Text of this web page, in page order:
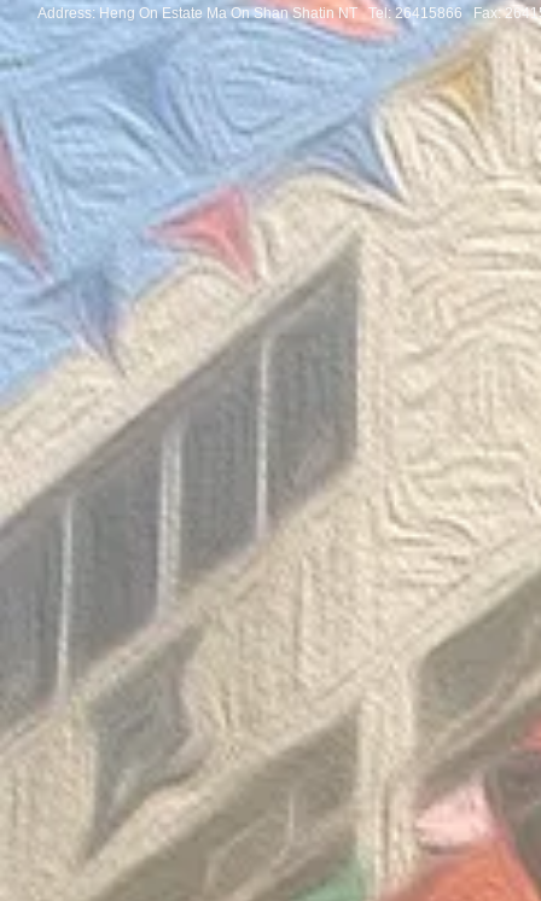
《SHINE ON! 保良慈善演唱
會》
of the
Address: Heng On Estate Ma On Shan Shatin NT Tel:26415866 Fax: